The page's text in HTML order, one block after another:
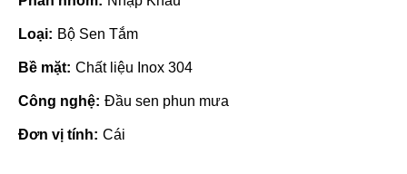
Loại: Bộ Sen Tắm
Bề mặt: Chất liệu Inox 304
Công nghệ: Đầu sen phun mưa
Đơn vị tính: Cái